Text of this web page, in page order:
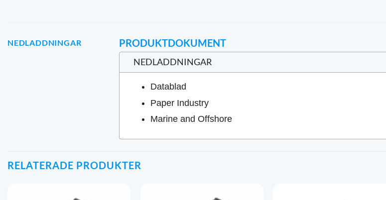
NEDLADDNINGAR PRODUKTDOKUMENT
NEDLADDNINGAR
Datablad
Paper Industry
Marine and Offshore
RELATERADE PRODUKTER